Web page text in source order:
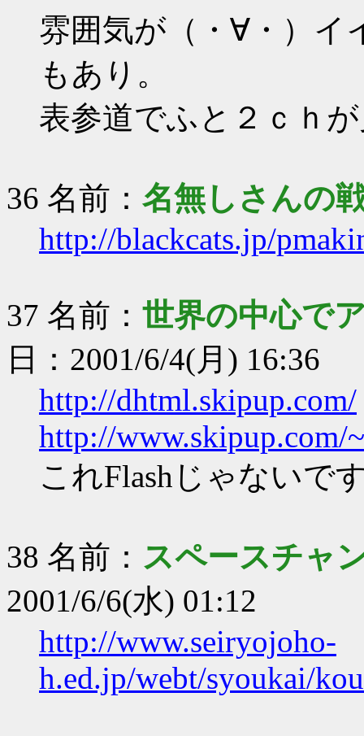
雰囲気が（・∀・）イ
もあり。
表参道でふと２ｃｈ
36 名前： 名無しさんの
http://blackcats.jp/
37 名前： 世界の中心で
日：2001/6/4(月) 16:36
http://dhtml.skipup.com/
http://www.skipup.com/
これFlashじゃないで
38 名前： スペースチャ
2001/6/6(水) 01:12
http://www.seiryojoho-
h.ed.jp/webt/syoukai/